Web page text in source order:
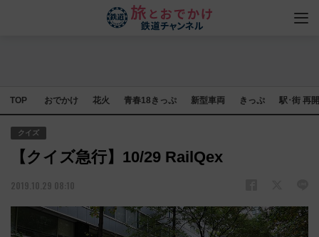
TOP おでかけ 花火 青春18きっぷ 新型車両 きっぷ 駅･街 再
クイズ
【クイズ急行】10/29 RailQex
2019.10.29 08:10